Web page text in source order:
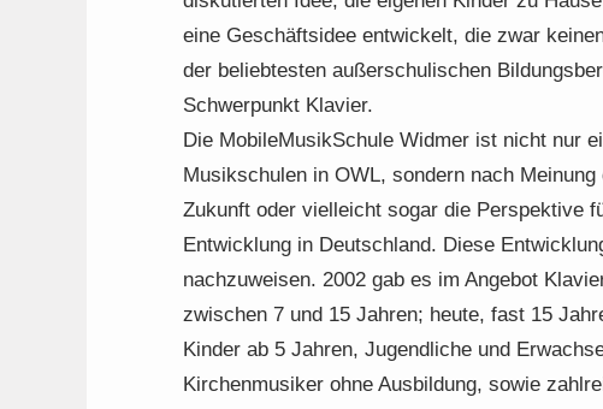
eine Geschäftsidee entwickelt, die zwar
der beliebtesten außerschulischen
Schwerpunkt Klavier.
Die MobileMusikSchule Widmer ist nicht nur
Musikschulen in OWL, sondern nach
Zukunft oder vielleicht sogar die Perspektive
Entwicklung in Deutschland. Diese
nachzuweisen. 2002 gab es im Angebot
zwischen 7 und 15 Jahren; heute, fast 15
Kinder ab 5 Jahren, Jugendliche und
Kirchenmusiker ohne Ausbildung, sowie